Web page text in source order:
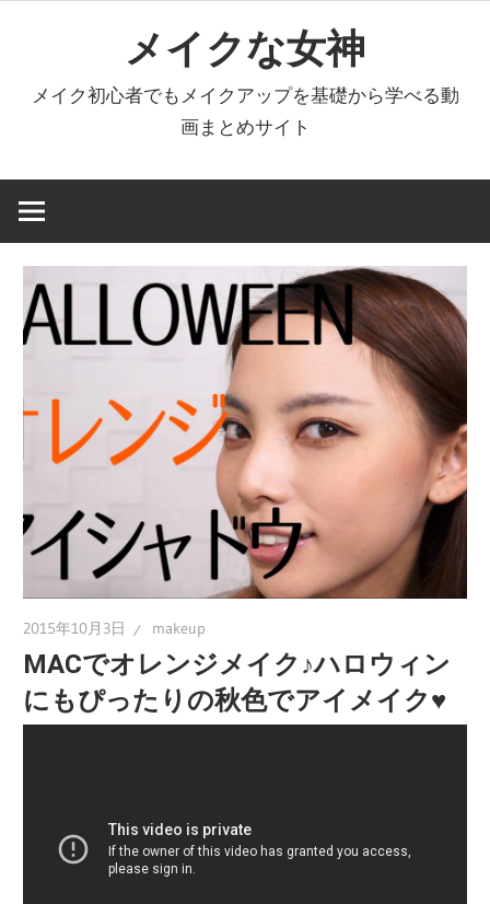
へ
キ
メイクな女神
メイク初心者でもメイクアップを基礎から学べる動
画まとめサイト
2015年10月3日 makeup
MACでオレンジメイク♪ハロウィン
にもぴったりの秋色でアイメイク♥